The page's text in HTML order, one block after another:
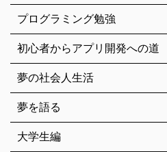
プログラミング勉強
初心者からアプリ開発への道
夢の社会人生活
夢を語る
大学生編